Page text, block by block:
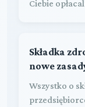
Ciebie
Składka
nowe
Wszystko o